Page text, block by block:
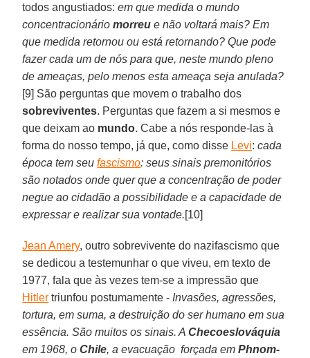
todos angustiados:em que medida o mundo
concentracionáriomorreu e não voltará mais? Em
que medida retornou ou está retornando? Que pode
fazer cada um de nós para que, neste mundo pleno
de ameaças, pelo menos esta ameaça seja anulada?
[9] São perguntas que movem o trabalho dos
sobreviventes. Perguntas que fazem a si mesmos e
que deixam ao mundo. Cabe a nós responde-las à
forma do nosso tempo, já que, como disse Levi:cada
época tem seufascismo: seus sinais premonitórios
são notados onde quer que a concentração de poder
negue ao cidadão a possibilidade e a capacidade de
expressar e realizar sua vontade.[10]
Jean Amery, outro sobrevivente do nazifascismo que
se dedicou a testemunhar o que viveu, em texto de
1977, fala que às vezes tem-se a impressão que
Hitler triunfou postumamente - Invasões, agressões,
tortura, em suma, a destruição do ser humano em sua
essência. São muitos os sinais. AChecoeslováquia
em 1968, oChile, a evacuação forçada emPhnom-